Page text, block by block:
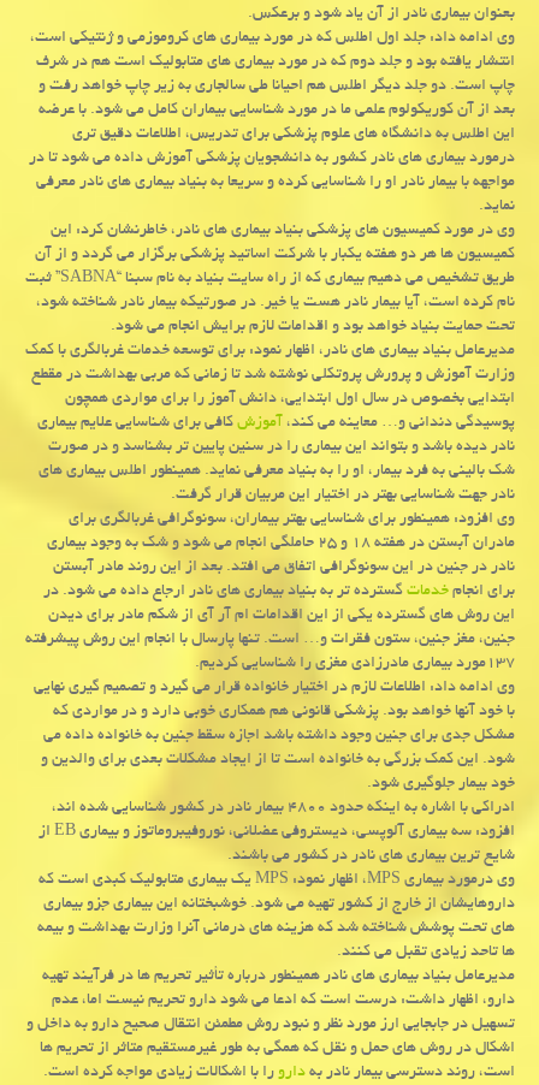
بعنوان بیماری نادر از آن یاد شود و برعکس.
وی ادامه داد: جلد اول اطلس که در مورد بیماری های کروموزمی و ژنتیکی است،
انتشار یافته بود و جلد دوم که در مورد بیماری های متابولیک است هم در شرف
چاپ است. دو جلد دیگر اطلس هم احیانا طی سالجاری به زیر چاپ خواهد رفت و
بعد از آن کوریکولوم علمی ما در مورد شناسایی بیماران کامل می شود. با عرضه
این اطلس به دانشگاه های علوم پزشکی برای تدریس، اطلاعات دقیق تری
درمورد بیماری های نادر کشور به دانشجویان پزشکی آموزش داده می شود تا در
مواجهه با بیمار نادر او را شناسایی کرده و سریعا به بنیاد بیماری های نادر معرفی
نماید.
وی در مورد کمیسیون های پزشکی بنیاد بیماری های نادر، خاطرنشان کرد: این
کمیسیون ها هر دو هفته یکبار با شرکت اساتید پزشکی برگزار می گردد و از آن
طریق تشخیص می دهیم بیماری که از راه سایت بنیاد به نام سبنا “SABNA” ثبت
نام کرده است، آیا بیمار نادر هست یا خیر. در صورتیکه بیمار نادر شناخته شود،
تحت حمایت بنیاد خواهد بود و اقدامات لازم برایش انجام می شود.
مدیرعامل بنیاد بیماری های نادر، اظهار نمود: برای توسعه خدمات غربالگری با کمک
وزارت آموزش و پرورش پروتکلی نوشته شد تا زمانی که مربی بهداشت در مقطع
ابتدایی بخصوص در سال اول ابتدایی، دانش آموز را برای مواردی همچون
پوسیدگی دندانی و… معاینه می کند،آموزشکافی برای شناسایی علایم بیماری
نادر دیده باشد و بتواند این بیماری را در سنین پایین تر بشناسد و در صورت
شک بالینی به فرد بیمار، او را به بنیاد معرفی نماید. همینطور اطلس بیماری های
نادر جهت شناسایی بهتر در اختیار این مربیان قرار گرفت.
وی افزود: همینطور برای شناسایی بهتر بیماران، سونوگرافی غربالگری برای
مادران آبستن در هفته ۱۸ و ۲۵ حاملگی انجام می شود و شک به وجود بیماری
نادر در جنین در این سونوگرافی اتفاق می افتد. بعد از این روند مادر آبستن
برای انجامخدماتگسترده تر به بنیاد بیماری های نادر ارجاع داده می شود. در
این روش های گسترده یکی از این اقدامات ام آر آی از شکم مادر برای دیدن
جنین، مغز جنین، ستون فقرات و… است. تنها پارسال با انجام این روش پیشرفته
۱۳۷مورد بیماری مادرزادی مغزی را شناسایی کردیم.
وی ادامه داد: اطلاعات لازم در اختیار خانواده قرار می گیرد و تصمیم گیری نهایی
با خود آنها خواهد بود. پزشکی قانونی هم همکاری خوبی دارد و در مواردی که
مشکل جدی برای جنین وجود داشته باشد اجازه سقط جنین به خانواده داده می
شود. این کمک بزرگی به خانواده است تا از ایجاد مشکلات بعدی برای والدین و
خود بیمار جلوگیری شود.
ادراکی با اشاره به اینکه حدود ۴۸۰۰ بیمار نادر در کشور شناسایی شده اند،
افزود: سه بیماری آلوپسی، دیستروفی عضلانی، نوروفیبروماتوز و بیماری EB از
شایع ترین بیماری های نادر در کشور می باشند.
وی درمورد بیماری MPS، اظهار نمود: MPS یک بیماری متابولیک کبدی است که
داروهایشان از خارج از کشور تهیه می شود. خوشبختانه این بیماری جزو بیماری
های تحت پوشش شناخته شد که هزینه های درمانی آنرا وزارت بهداشت و بیمه
ها تاحد زیادی تقبل می کنند.
مدیرعامل بنیاد بیماری های نادر همینطور درباره تأثیر تحریم ها در فرآیند تهیه
دارو، اظهار داشت: درست است که ادعا می شود دارو تحریم نیست اما، عدم
تسهیل در جابجایی ارز مورد نظر و نبود روش مطمئن انتقال صحیح دارو به داخل و
اشکال در روش های حمل و نقل که همگی به طور غیرمستقیم متاثر از تحریم ها
است، روند دسترسی بیمار نادر بهدارورا با اشکالات زیادی مواجه کرده است.